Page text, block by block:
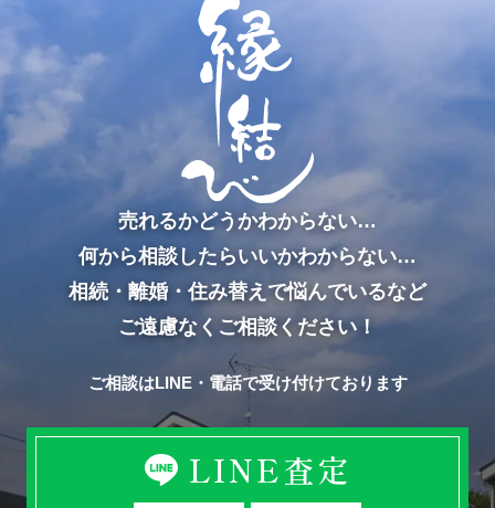
売れるかどうかわからない…
何から相談したらいいかわからない…
相続・離婚・住み替えで悩んでいるなど
ご遠慮なくご相談ください！
ご相談はLINE・電話で受け付けております
LINE査定